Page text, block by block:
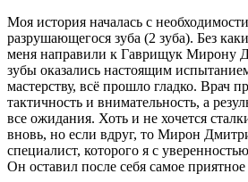
Моя история началась с
разрушающегося зуба (2 зуба). Без
меня направили к Гаврищук Мирону
зубы оказались настоящим
мастерству, всё прошло гладко. Врач
тактичность и внимательность, а
все ожидания. Хоть и не хочется
вновь, но если вдруг, то Мирон
специалист, которого я с
Он оставил после себя самое